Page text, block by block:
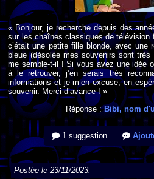
« Bonjour, je recherche depuis des
sur les chaînes classiques de télévision
c’était une petite fille blonde, avec une
bleue (désolée mes souvenirs sont
me semble-t-il ! Si vous avez une idée
à le retrouver, j’en serais très
informations et je m’en excuse, en
souvenir. Merci d’avance ! »
Réponse :Bibi, nom
1 suggestion
Postée le 23/11/2023.